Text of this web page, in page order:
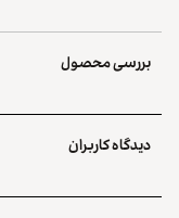
بررسی محصول
دیدگاه کاربران